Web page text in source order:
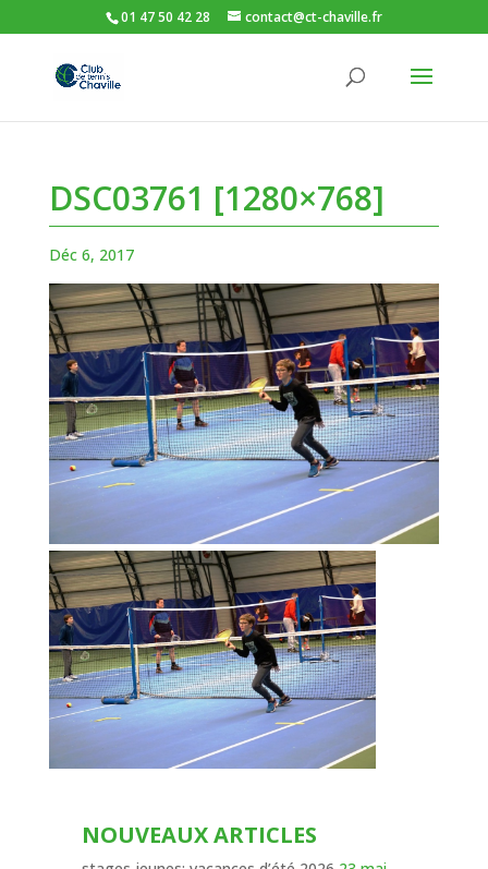
01 47 50 42 28 contact@ct-chaville.fr
DSC03761 [1280×768]
Déc 6, 2017
NOUVEAUX ARTICLES